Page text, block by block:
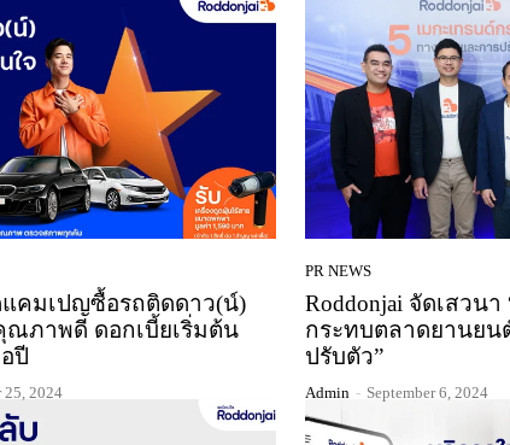
แคมเปญซื้อรถติดดาว(น์)
ณภาพดี ดอกเบี้ยเริ่มต้น
ปี
25, 2024
PR NEWS
Roddonjai จัดเสวนา
กระทบตลาดยานยน
ปรับตัว”
Admin - September 6, 2024